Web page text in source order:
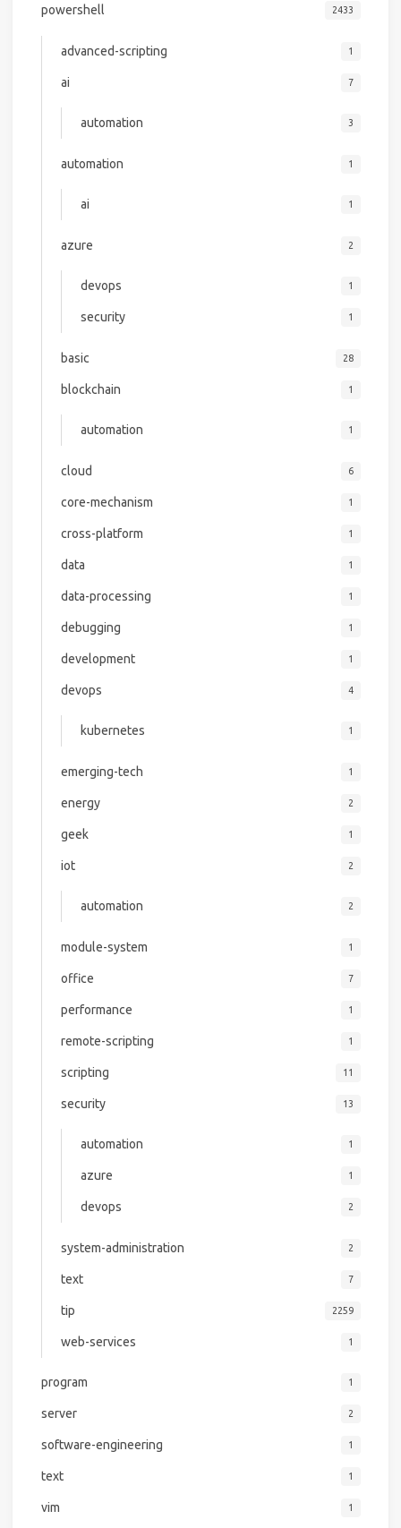
powershell 2433
advanced-scripting 1
ai 7
automation 3
automation 1
ai 1
azure 2
devops 1
security 1
basic 28
blockchain 1
automation 1
cloud 6
core-mechanism 1
cross-platform 1
data 1
data-processing 1
debugging 1
development 1
devops 4
kubernetes 1
emerging-tech 1
energy 2
geek 1
iot 2
automation 2
module-system 1
office 7
performance 1
remote-scripting 1
scripting 11
security 13
automation 1
azure 1
devops 2
system-administration 2
text 7
tip 2259
web-services 1
program 1
server 2
software-engineering 1
text 1
vim 1